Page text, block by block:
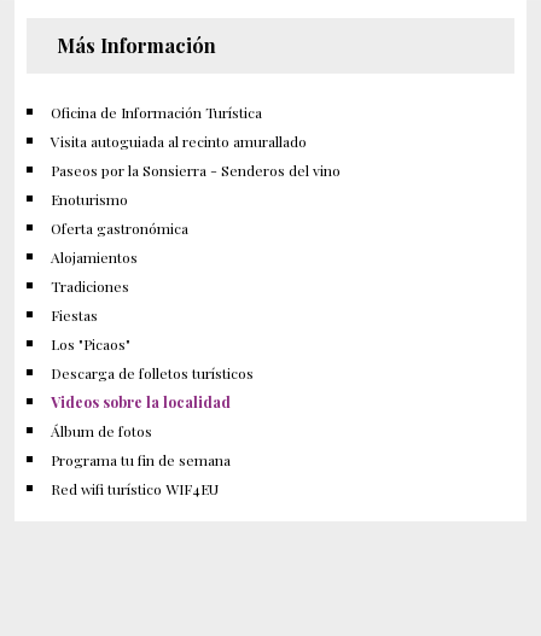
Más Información
Oficina de Información Turística
Visita autoguiada al recinto amurallado
Paseos por la Sonsierra - Senderos del vino
Enoturismo
Oferta gastronómica
Alojamientos
Tradiciones
Fiestas
Los "Picaos"
Descarga de folletos turísticos
Videos sobre la localidad
Álbum de fotos
Programa tu fin de semana
Red wifi turístico WIF4EU